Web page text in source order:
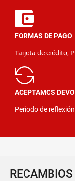
FORMAS DE PAGO
Tarjeta de crédito,
ACEPTAMOS
Periodo de
RECAMBIOS